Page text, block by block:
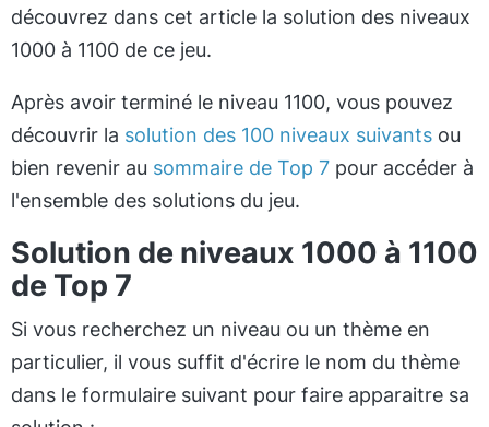
découvrez dans cet article la solution des niveaux
1000 à 1100 de ce jeu.
Après avoir terminé le niveau 1100, vous pouvez
découvrir la solution des 100 niveaux suivants ou
bien revenir au sommaire de Top 7 pour accéder à
l'ensemble des solutions du jeu.
Solution de niveaux 1000 à 1100
de Top 7
Si vous recherchez un niveau ou un thème en
particulier, il vous suffit d'écrire le nom du thème
dans le formulaire suivant pour faire apparaitre sa